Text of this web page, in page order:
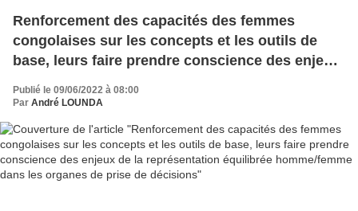
Renforcement des capacités des femmes
congolaises sur les concepts et les outils de
base, leurs faire prendre conscience des enjeux
dans les organes de prise de décisions
Publié le 09/06/2022 à 08:00
Par André LOUNDA